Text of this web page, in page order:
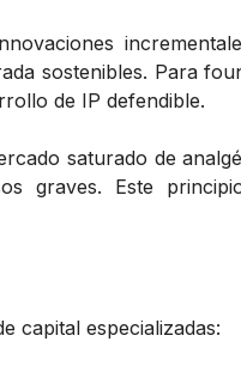
sostenibles. Para
de IP defendible.
saturado de
graves. Este
capital especializadas: